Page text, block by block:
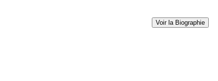
Voir la Biographie